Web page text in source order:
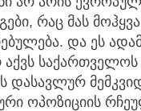
რაც მას
და ეს
საქართველოს
დასავლურ
ოპოზიციის